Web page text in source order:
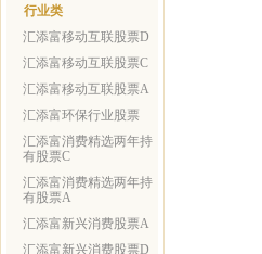
行业类
汇添富移动互联股票D
汇添富移动互联股票C
汇添富移动互联股票A
汇添富环保行业股票
汇添富消费精选两年持
有股票C
汇添富消费精选两年持
有股票A
汇添富新兴消费股票A
汇添富新兴消费股票D